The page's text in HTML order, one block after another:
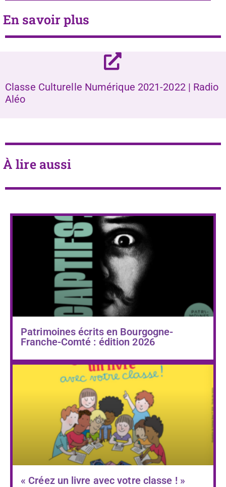
En savoir plus
Classe Culturelle Numérique 2021-2022 | Radio
Aléo
À lire aussi
Patrimoines écrits en Bourgogne-
Franche-Comté : édition 2026
« Créez un livre avec votre classe ! »